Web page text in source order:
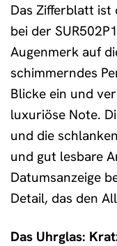
Das Zifferblatt ist
bei der
Augenmerk auf
schimmerndes
Blicke ein und
luxuriöse Note.
und die
und gut lesbare
Datumsanzeige
Detail, das den
Das Uhrglas: